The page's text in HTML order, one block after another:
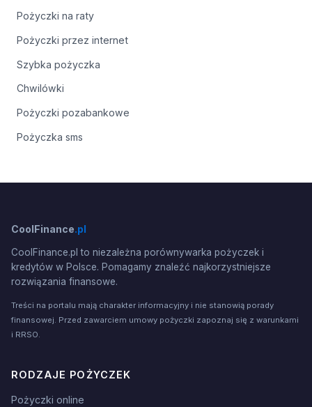
Pożyczki na raty
Pożyczki przez internet
Szybka pożyczka
Chwilówki
Pożyczki pozabankowe
Pożyczka sms
CoolFinance.pl
CoolFinance.pl to niezależna porównywarka pożyczek i
kredytów w Polsce. Pomagamy znaleźć najkorzystniejsze
rozwiązania finansowe.
Treści na portalu mają charakter informacyjny i nie stanowią porady
finansowej. Przed zawarciem umowy pożyczki zapoznaj się z warunkami
i RRSO.
RODZAJE POŻYCZEK
Pożyczki online